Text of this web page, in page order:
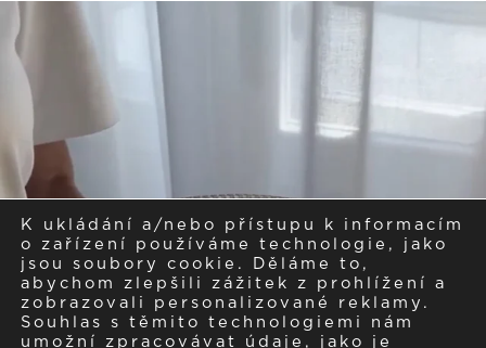
K ukládání a/nebo přístupu k informacím
o zařízení používáme technologie, jako
jsou soubory cookie. Děláme to,
abychom zlepšili zážitek z prohlížení a
zobrazovali personalizované reklamy.
Souhlas s těmito technologiemi nám
umožní zpracovávat údaje, jako je